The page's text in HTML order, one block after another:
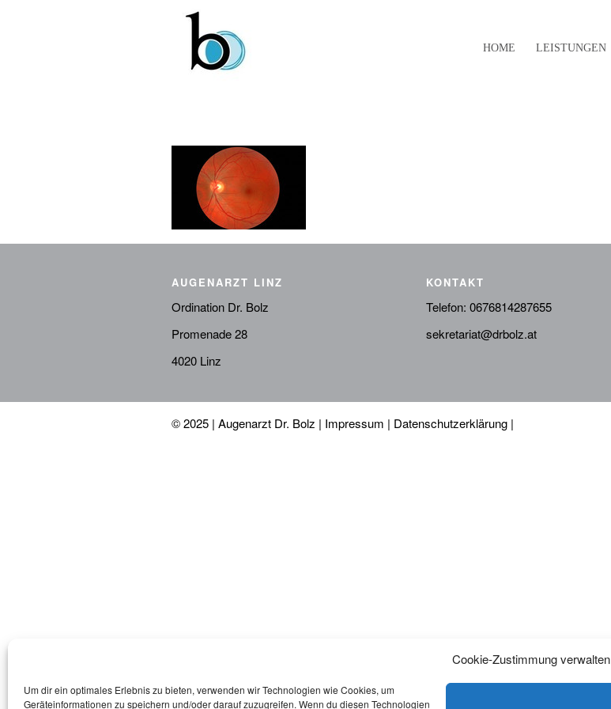
Cookie-Zustimmung verwalten
Um dir ein optimales Erlebnis zu bieten, verwenden wir Technologien wie Cookies, um
Geräteinformationen zu speichern und/oder darauf zuzugreifen. Wenn du diesen Technologien
HOME LEISTUNGEN
AUGENARZT LINZ
Ordination Dr. Bolz
Promenade 28
4020 Linz
KONTAKT
Telefon: 0676814287655
sekretariat@drbolz.at
© 2025 | Augenarzt Dr. Bolz | Impressum | Datenschutzerklärung |